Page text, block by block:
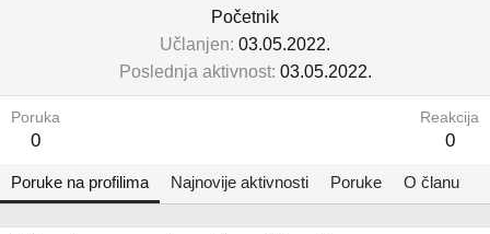
Početnik
Učlanjen 03.05.2022.
Poslednja aktivnost 03.05.2022.
Poruka
0
Reakcija
0
Poruke na profilima Najnovije aktivnosti Poruke O članu